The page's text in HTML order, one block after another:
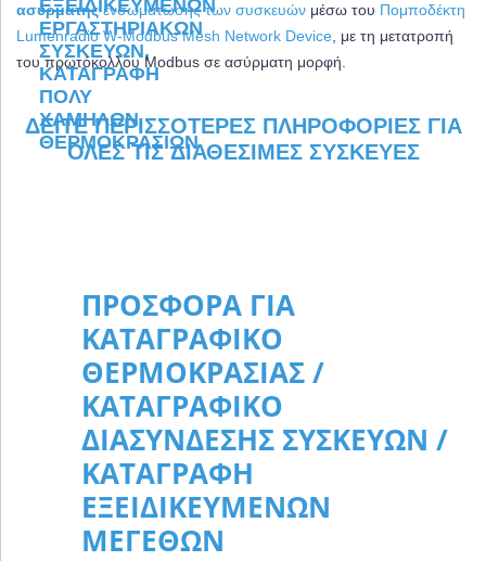
ασύρματηςενσωμάτωσης των συσκευών μέσω του Πομποδέκτη
Lumenradio W-Modbus Mesh Network Device , με τη μετατροπή
του πρωτόκολλου Modbus σε ασύρματη μορφή.
ΔΕΊΤΕ ΠΕΡΙΣΣΌΤΕΡΕΣ ΠΛΗΡΟΦΟΡΊΕΣ ΓΙΑ
ΌΛΕΣ ΤΙΣ ΔΙΑΘΈΣΙΜΕΣ ΣΥΣΚΕΥΈΣ
ΠΡΟΣΦΟΡΆ ΓΙΑ
ΚΑΤΑΓΡΑΦΙΚΌ
ΘΕΡΜΟΚΡΑΣΊΑΣ /
ΚΑΤΑΓΡΑΦΙΚΌ
ΔΙΑΣΎΝΔΕΣΗΣ ΣΥΣΚΕΥΏΝ /
ΚΑΤΑΓΡΑΦΉ
ΕΞΕΙΔΙΚΕΥΜΈΝΩΝ
ΜΕΓΕΘΏΝ